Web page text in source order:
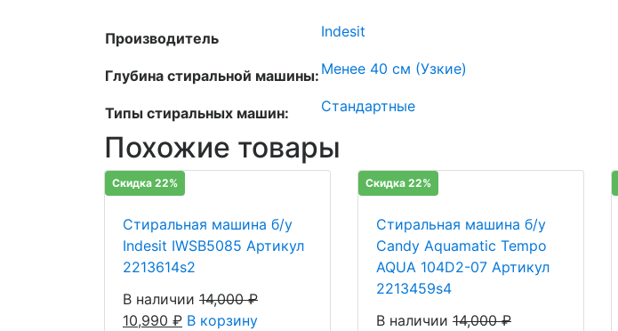
Производитель Indesit
Глубина стиральной машины: Менее 40 см (Узкие)
Типы стиральных машин: Стандартные
Похожие товары
Скидка 22%
Стиральная машина б/у
Indesit IWSB5085 Артикул
2213614s2
В наличии 14,000₽
10,990 ₽ В корзину
Скидка 22%
Стиральная машина б/у
Candy Aquamatic Tempo
AQUA 104D2-07 Артикул
2213459s4
В наличии 14,000₽